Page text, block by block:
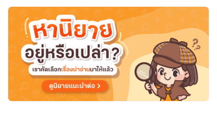
love
(กำลัง
ไรท์+แก้
คำ
ผิด)